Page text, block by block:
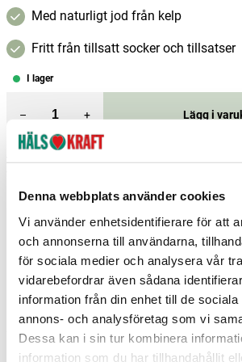
Denna webbplats använder cookies
Vi använder enhetsidentifierare för att
och annonserna till användarna,
för sociala medier och analysera vår
vidarebefordrar även sådana
information från din enhet till de sociala
annons- och analysföretag som vi
Dessa kan i sin tur kombinera
information som du har tillhandahållit
Med naturligt jod från kelp
Fritt från tillsatt socker och tillsatser
I lager
– + Lägg i
Reservera och hämta i butik
Enköping
Gislaved
Hedemora
Fler butiker